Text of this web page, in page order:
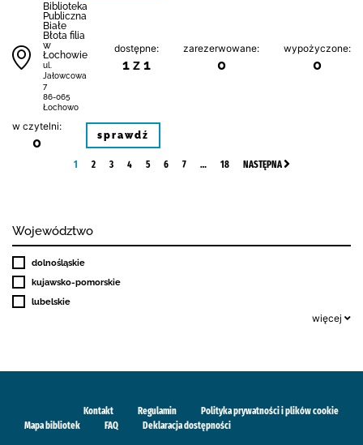
Biblioteka
Publiczna
Białe
Błota filia
w
Łochowie
ul.
Jałowcowa
7
86-065
Łochowo
dostępne:
1 z 1
zarezerwowane:
0
wypożyczone:
0
w czytelni:
0 sprawdź
1 2 3 4 5 6 7 … 18 NASTĘPNA
Województwo
dolnośląskie
kujawsko-pomorskie
lubelskie
więcej
Kontakt Regulamin
Polityka prywatności i plików cookie
Mapa bibliotek
FAQ Deklaracja dostępności